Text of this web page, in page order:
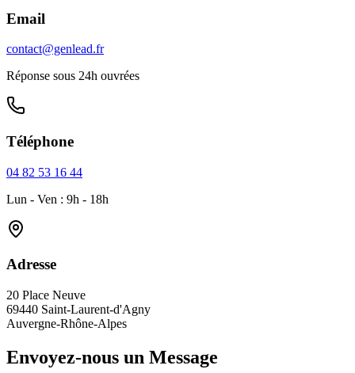
Email
contact@genlead.fr
Réponse sous 24h ouvrées
Téléphone
04 82 53 16 44
Lun - Ven : 9h - 18h
Adresse
20 Place Neuve
69440 Saint-Laurent-d'Agny
Auvergne-Rhône-Alpes
Envoyez-nous un Message